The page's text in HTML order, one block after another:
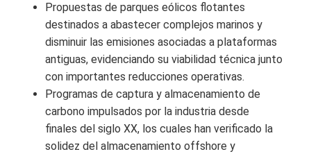
Propuestas de parques eólicos flotantes
destinados a abastecer complejos marinos y
disminuir las emisiones asociadas a plataformas
antiguas, evidenciando su viabilidad técnica junto
con importantes reducciones operativas.
Programas de captura y almacenamiento de
carbono impulsados por la industria desde
finales del siglo XX, los cuales han verificado la
solidez del almacenamiento offshore y